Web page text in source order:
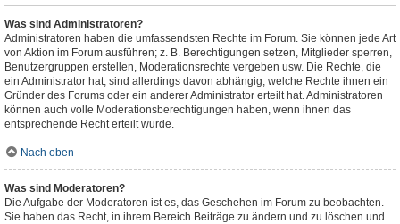
Was sind Administratoren?
Administratoren haben die umfassendsten Rechte im Forum. Sie können jede Art
von Aktion im Forum ausführen; z. B. Berechtigungen setzen, Mitglieder sperren,
Benutzergruppen erstellen, Moderationsrechte vergeben usw. Die Rechte, die
ein Administrator hat, sind allerdings davon abhängig, welche Rechte ihnen ein
Gründer des Forums oder ein anderer Administrator erteilt hat. Administratoren
können auch volle Moderationsberechtigungen haben, wenn ihnen das
entsprechende Recht erteilt wurde.
Nach oben
Was sind Moderatoren?
Die Aufgabe der Moderatoren ist es, das Geschehen im Forum zu beobachten.
Sie haben das Recht, in ihrem Bereich Beiträge zu ändern und zu löschen und